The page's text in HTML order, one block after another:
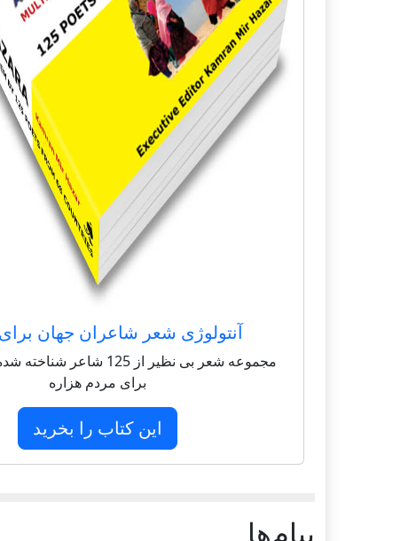
آنتولوژی شعر شاعران جهان
مجموعه شعر بی نظیر از 125
برای مردم هزاره
این کتاب را بخرید
پيام‌ها